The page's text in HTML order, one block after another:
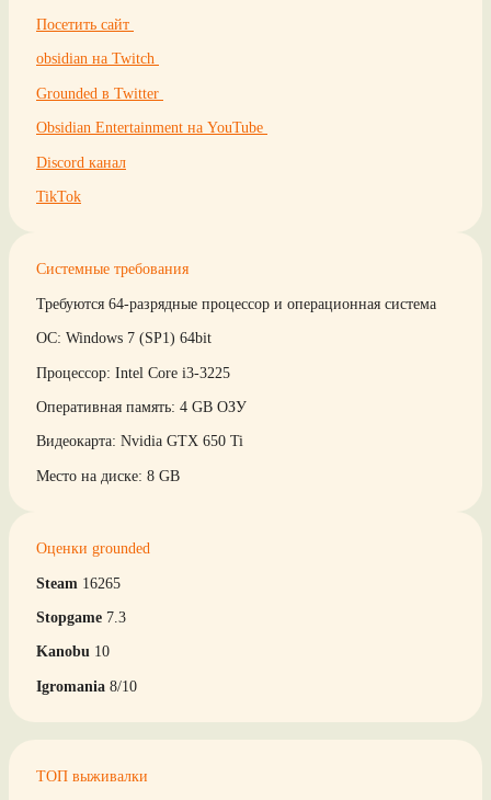
Посетить сайт
obsidian на Twitch
Grounded в Twitter
Obsidian Entertainment на YouTube
Discord канал
TikTok
Системные требования
Требуются 64-разрядные процессор и операционная система
ОС: Windows 7 (SP1) 64bit
Процессор: Intel Core i3-3225
Оперативная память: 4 GB ОЗУ
Видеокарта: Nvidia GTX 650 Ti
Место на диске: 8 GB
Оценки grounded
Steam 16265
Stopgame 7.3
Kanobu 10
Igromania 8/10
ТОП выживалки